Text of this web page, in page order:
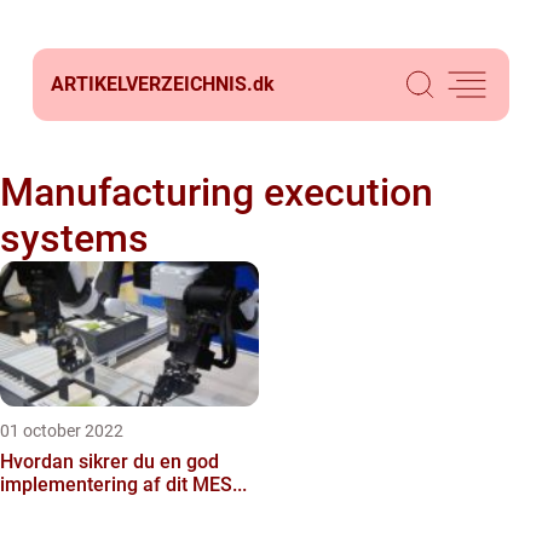
ARTIKELVERZEICHNIS.dk
Manufacturing execution
systems
01 october 2022
Hvordan sikrer du en god
implementering af dit MES...